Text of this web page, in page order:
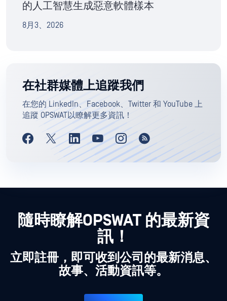
的人工智慧生成惡意軟體樣本
8月3、2026
在社群媒體上追蹤我們
在您的 LinkedIn、Facebook、Twitter 和 YouTube 上
追蹤 OPSWAT以瞭解更多資訊！
隨時瞭解OPSWAT 的最新資
訊！
立即註冊，即可收到公司的最新消息、
故事、活動資訊等。